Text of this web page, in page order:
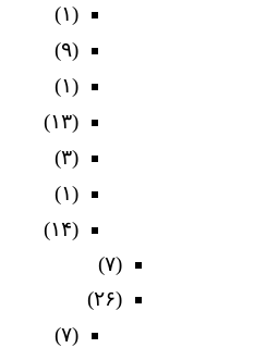
(۱)
(۹)
(۱)
(۱۳)
(۳)
(۱)
(۱۴)
(۷)
(۲۶)
(۷)